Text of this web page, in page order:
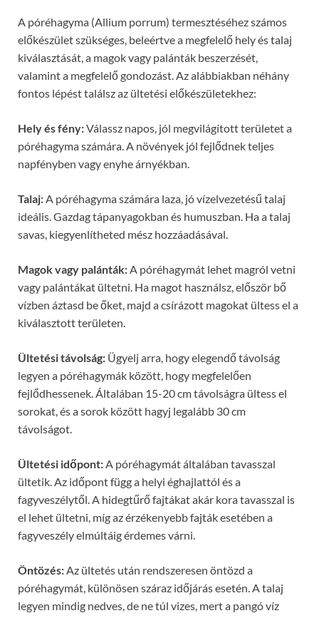
A póréhagyma (Allium porrum) termesztéséhez számos
előkészület szükséges, beleértve a megfelelő hely és talaj
kiválasztását, a magok vagy palánták beszerzését,
valamint a megfelelő gondozást. Az alábbiakban néhány
fontos lépést találsz az ültetési előkészületekhez:
Hely és fény:Válassz napos, jól megvilágított területet a
póréhagyma számára. A növények jól fejlődnek teljes
napfényben vagy enyhe árnyékban.
Talaj:A póréhagyma számára laza, jó vízelvezetésű talaj
ideális. Gazdag tápanyagokban és humuszban. Ha a talaj
savas, kiegyenlítheted mész hozzáadásával.
Magok vagy palánták:A póréhagymát lehet magról vetni
vagy palántákat ültetni. Ha magot használsz, először bő
vízben áztasd be őket, majd a csírázott magokat ültess el a
kiválasztott területen.
Ültetési távolság: Ügyelj arra, hogy elegendő távolság
legyen a póréhagymák között, hogy megfelelően
fejlődhessenek. Általában 15-20 cm távolságra ültess el
sorokat, és a sorok között hagyj legalább 30 cm
távolságot.
Ültetési időpont:A póréhagymát általában tavasszal
ültetik. Az időpont függ a helyi éghajlattól és a
fagyveszélytől. A hidegtűrő fajtákat akár kora tavasszal is
el lehet ültetni, míg az érzékenyebb fajták esetében a
fagyveszély elmúltáig érdemes várni.
Öntözés:Az ültetés után rendszeresen öntözd a
póréhagymát, különösen száraz időjárás esetén. A talaj
legyen mindig nedves, de ne túl vizes, mert a pangó víz